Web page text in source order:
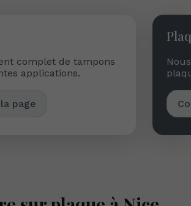
complet de tampons
applications.
page